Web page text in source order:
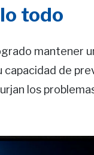
todo
mantener
capacidad de
los